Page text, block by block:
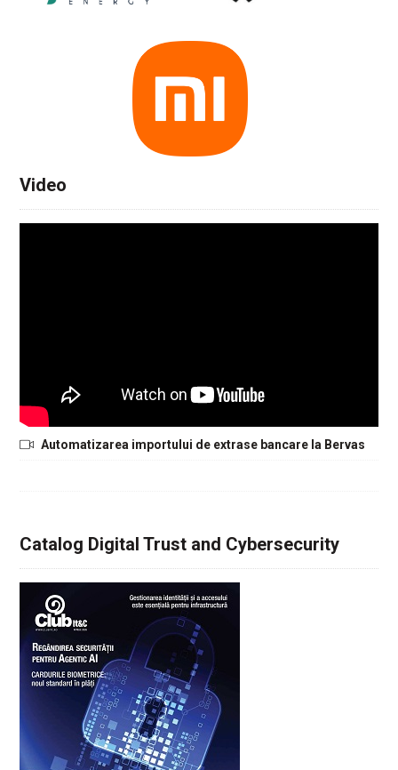
Video
Automatizarea importului de extrase bancare la Bervas
Catalog Digital Trust and Cybersecurity